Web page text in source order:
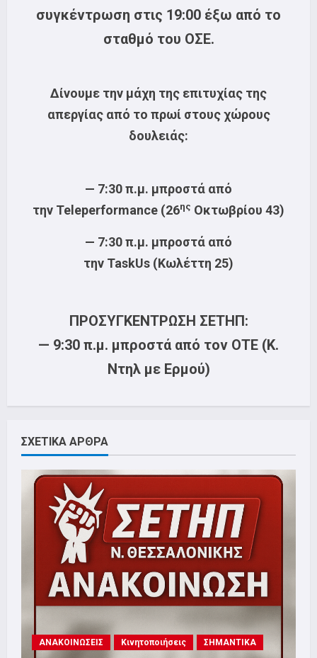
συγκέντρωση στις 19:00 έξω από το
σταθμό του ΟΣΕ.
Δίνουμε την μάχη της επιτυχίας της
απεργίας από το πρωί στους χώρους
δουλειάς:
— 7:30 π.μ. μπροστά από
την Teleperformance (26ης Οκτωβρίου 43)
— 7:30 π.μ. μπροστά από
την TaskUs (Κωλέττη 25)
ΠΡΟΣΥΓΚΕΝΤΡΩΣΗ ΣΕΤΗΠ:
— 9:30 π.μ. μπροστά από τον ΟΤΕ (Κ.
Ντηλ με Ερμού)
ΣΧΕΤΙΚΑ ΑΡΘΡΑ
ΑΝΑΚΟΙΝΩΣΕΙΣ Κινητοποιήσεις ΣΗΜΑΝΤΙΚΑ